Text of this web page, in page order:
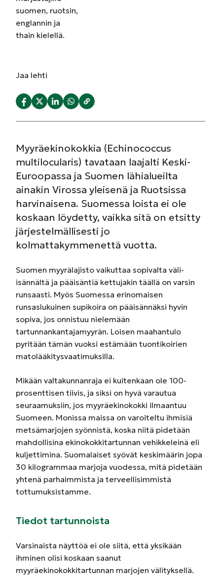
suomen, ruotsin,
englannin ja
thain kielellä.
Jaa lehti
Myyräekinokokkia (Echinococcus
multilocularis) tavataan laajalti Keski-
Euroopassa ja Suomen lähialueilta
ainakin Virossa yleisenä ja Ruotsissa
harvinaisena. Suomessa loista ei ole
koskaan löydetty, vaikka sitä on etsitty
järjestelmällisesti jo
kolmattakymmenettä vuotta.
Suomen myyrälajisto vaikuttaa sopivalta väli-
isännältä ja pääisäntiä kettujakin täällä on varsin
runsaasti. Myös Suomessa erinomaisen
runsaslukuinen supikoira on pää­isännäksi hyvin
sopiva, jos onnistuu nielemään
tartunnankantajamyyrän. Loisen maahantulo
pyritään tämän vuoksi estämään tuontikoirien
matolääkitysvaatimuksilla.
Mikään valtakunnanraja ei kuitenkaan ole 100-
prosenttisen tiivis, ja siksi on hyvä varautua
seuraamuksiin, jos myyräekinokokki ilmaantuu
Suomeen. Monissa maissa on varoiteltu ihmisiä
metsämarjojen syönnistä, koska niitä pidetään
mahdollisina ekinokokkitartunnan vehikkeleinä eli
kuljettimina. Suomalaiset syövät keskimäärin jopa
30 kilogrammaa marjoja vuodessa, mitä pidetään
yhtenä parhaimmista ja terveellisimmistä
tottumuksistamme.
Tiedot tartunnoista
Varsinaista näyttöä ei ole siitä, että yksikään
ihminen olisi koskaan saanut
myyräekinokokkitartunnan marjojen välityksellä.